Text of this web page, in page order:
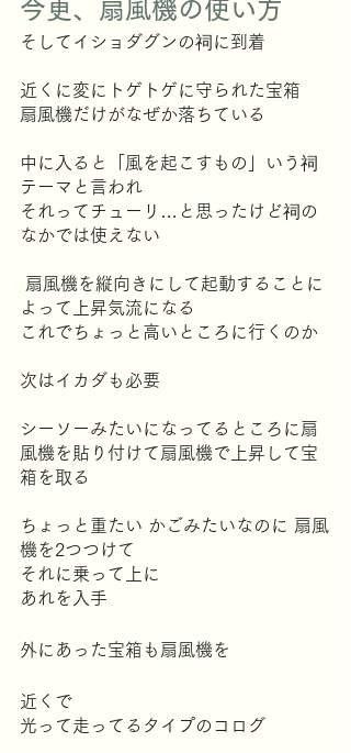
今更、扇風機の使い方
そしてイショダグンの祠に到着
近くに変にトゲトゲに守られた宝箱
扇風機だけがなぜか落ちている
中に入ると「風を起こすもの」いう祠
テーマと言われ
それってチューリ…と思ったけど祠の
なかでは使えない
よって上昇気流になる
これでちょっと高いところに行くのか
次はイカダも必要
シーソーみたいになってるところに扇
風機を貼り付けて扇風機で上昇して宝
箱を取る
ちょっと重たい かごみたいなのに 扇風
機を2つつけて
それに乗って上に
あれを入手
外にあった宝箱も扇風機を
近くで
光って走ってるタイプのコログ